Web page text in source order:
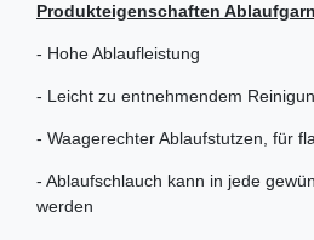
Produkteigenschaften
- Hohe Ablaufleistung
- Leicht zu entnehmendem
- Waagerechter Ablaufstutzen, für
- Ablaufschlauch kann in jede
werden